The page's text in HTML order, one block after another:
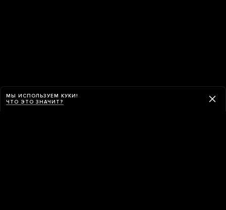
МЫ ИСПОЛЬЗУЕМ КУКИ!
ЧТО ЭТО ЗНАЧИТ?